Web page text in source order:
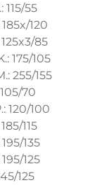
115/55
120
85
175/105
255/155
70
120/100
115
135
125
125